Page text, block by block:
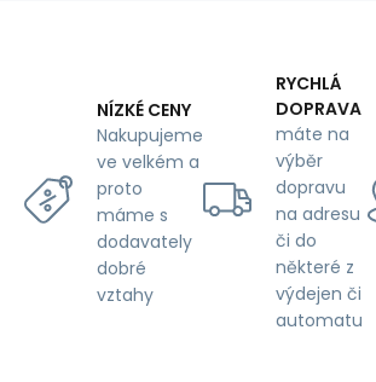
bílá
na
modrém
NÍZKÉ CENY
Nakupujeme
ve velkém a
proto
máme s
dodavately
dobré
vztahy
RYCHLÁ
DOPRAVA
máte na
výběr
dopravu
na adresu
či do
některé z
výdejen či
automatu